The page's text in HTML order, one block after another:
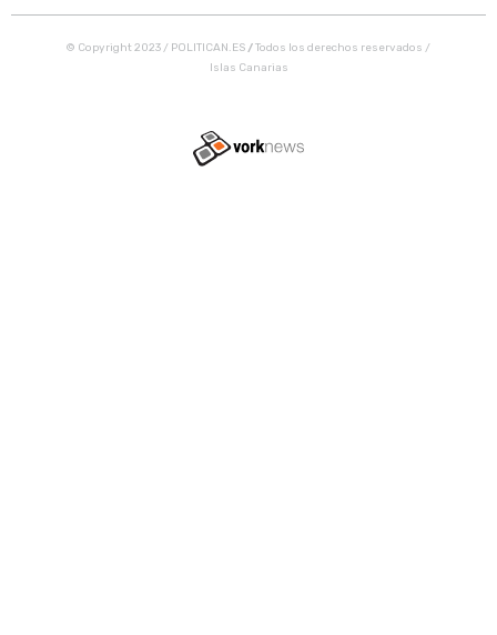
© Copyright 2023 / POLITICAN.ES /Todos los derechos reservados /
Islas Canarias